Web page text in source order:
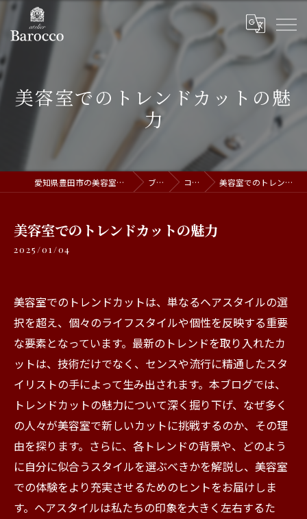
美容室でのトレンドカットの魅
力
愛知県豊田市の美容室ならatelier Barocco ブログ コラム 美容室でのトレンドカットの魅力
美容室でのトレンドカットの魅力
2025/01/04
美容室でのトレンドカットは、単なるヘアスタイルの選
択を超え、個々のライフスタイルや個性を反映する重要
な要素となっています。最新のトレンドを取り入れたカ
ットは、技術だけでなく、センスや流行に精通したスタ
イリストの手によって生み出されます。本ブログでは、
トレンドカットの魅力について深く掘り下げ、なぜ多く
の人々が美容室で新しいカットに挑戦するのか、その理
由を探ります。さらに、各トレンドの背景や、どのよう
に自分に似合うスタイルを選ぶべきかを解説し、美容室
での体験をより充実させるためのヒントをお届けしま
す。ヘアスタイルは私たちの印象を大きく左右するた